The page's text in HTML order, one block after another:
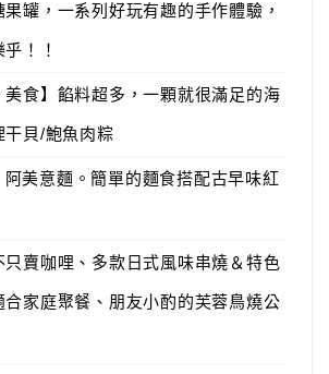
罐，一系列好玩有趣的手作體驗，
！！
美食】餡料超多，一顆就很滿足的海
干貝/鮑魚肉粽
阿美意麵。簡單的麵食搭配古早味紅
只賣咖哩、多款日式風味串燒＆特色
合家庭聚餐、朋友小酌的芙蓉鳥燒公